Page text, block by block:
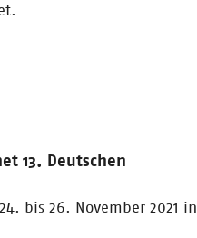
13. Deutschen
bis 26. November 2021 in